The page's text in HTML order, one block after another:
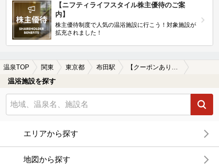
【ニフティライフスタイル株主優待のご案
内】
株主優待制度で人気の温浴施設に行こう！対象施設が
拡充されました！
温泉TOP 関東 東京都 布田駅
温浴施設を探す
エリアから探す
地図から探す